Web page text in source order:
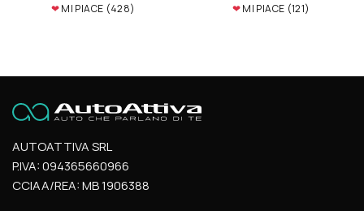
❤MI PIACE (428) ❤MI PIACE (121)
AUTOATTIVA SRL
P.IVA: 094365660966
CCIAA/REA: MB 1906388